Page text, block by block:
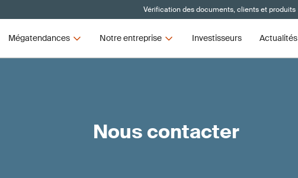
Vérification des documents, clients et produits
Mégatendances Notre entreprise Investisseurs Actualités
Nous contacter